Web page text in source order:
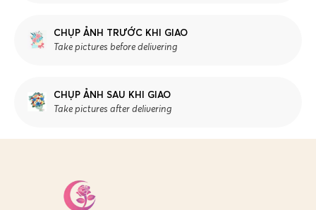
CHỤP ẢNH TRƯỚC KHI GIAO
Take pictures before delivering
CHỤP ẢNH SAU KHI GIAO
Take pictures after delivering